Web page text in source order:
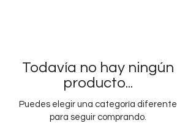
Todavía no hay ningún
producto...
Puedes elegir una categoría diferente
para seguir comprando.